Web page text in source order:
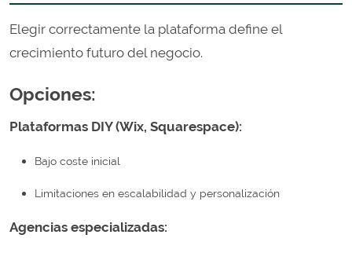
Elegir correctamente la plataforma define el
crecimiento futuro del negocio.
Opciones:
Plataformas DIY (Wix, Squarespace):
Bajo coste inicial
Limitaciones en escalabilidad y personalización
Agencias especializadas: